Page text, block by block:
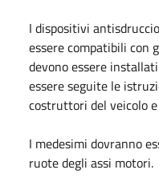
I dispositivi
essere compatibili con
devono essere
essere seguite le
costruttori del veicolo
I medesimi dovranno
ruote degli assi motori.